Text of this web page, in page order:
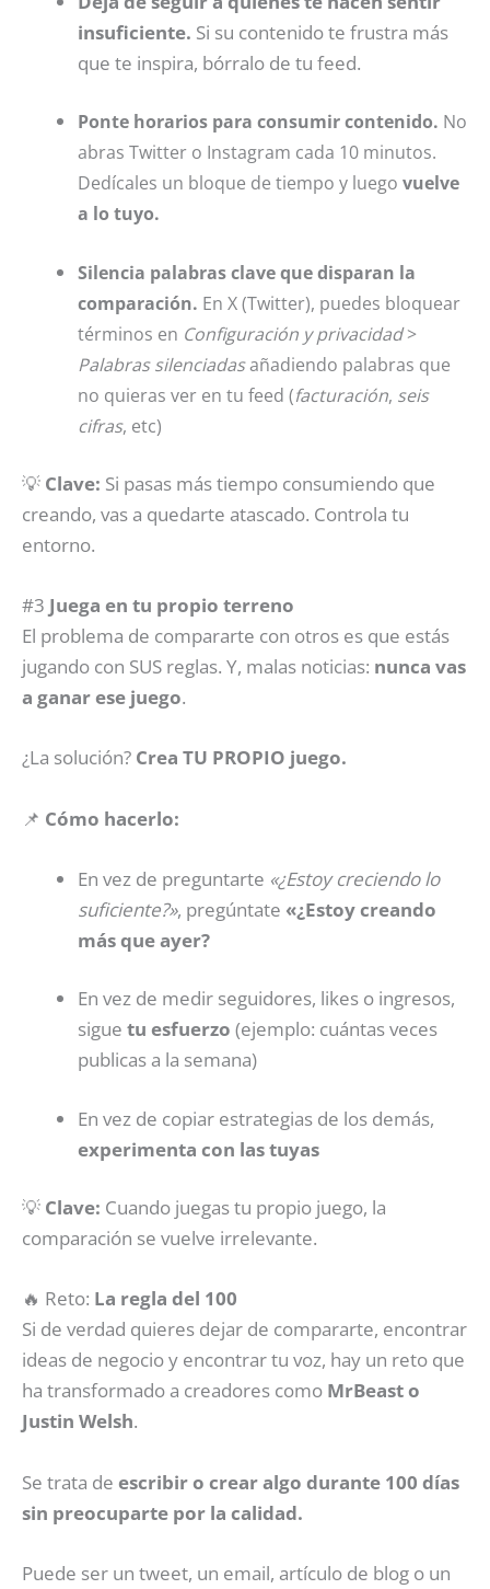
insuficiente. Si su contenido te frustra más
que te inspira, bórralo de tu feed.
Ponte horarios para consumir contenido. No
abras Twitter o Instagram cada 10 minutos.
Dedícales un bloque de tiempo y luego vuelve
a lo tuyo.
Silencia palabras clave que disparan la
comparación. En X (Twitter), puedes bloquear
términos en Configuración y privacidad>
Palabras silenciadasañadiendo palabras que
no quieras ver en tu feed (facturación, seis
cifras, etc)
💡 Clave: Si pasas más tiempo consumiendo que
creando, vas a quedarte atascado. Controla tu
entorno.
#3 Juega en tu propio terreno
El problema de compararte con otros es que estás
jugando con SUS reglas. Y, malas noticias: nunca vas
a ganar ese juego.
¿La solución? Crea TU PROPIO juego.
📌 Cómo hacerlo:
En vez de preguntarte «¿Estoy creciendo lo
suficiente?», pregúntate «¿Estoy creando
más que ayer?
En vez de medir seguidores, likes o ingresos,
sigue tu esfuerzo (ejemplo: cuántas veces
publicas a la semana)
En vez de copiar estrategias de los demás,
experimenta con las tuyas
💡 Clave: Cuando juegas tu propio juego, la
comparación se vuelve irrelevante.
🔥 Reto: La regla del 100
Si de verdad quieres dejar de compararte, encontrar
ideas de negocio y encontrar tu voz, hay un reto que
ha transformado a creadores como MrBeast o
Justin Welsh.
Se trata de escribir o crear algo durante 100 días
sin preocuparte por la calidad.
Puede ser un tweet, un email, artículo de blog o un